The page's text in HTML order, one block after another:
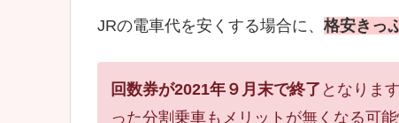
JRの電車代を安くする場合に、格安きっ
回数券が2021年９月末で終了 となりま
った分割乗車もメリットが無くなる可